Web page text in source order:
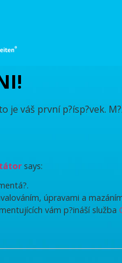
je váš první p?ísp?vek.
says:
úpravami a
vám p?ináší služba